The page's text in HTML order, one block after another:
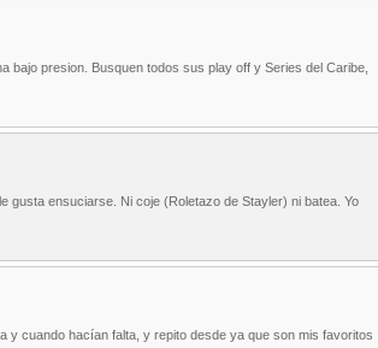
bajo presion. Busquen todos sus play off y Series del Caribe,
gusta ensuciarse. Ni coje (Roletazo de Stayler) ni batea. Yo
y cuando hacían falta, y repito desde ya que son mis favoritos